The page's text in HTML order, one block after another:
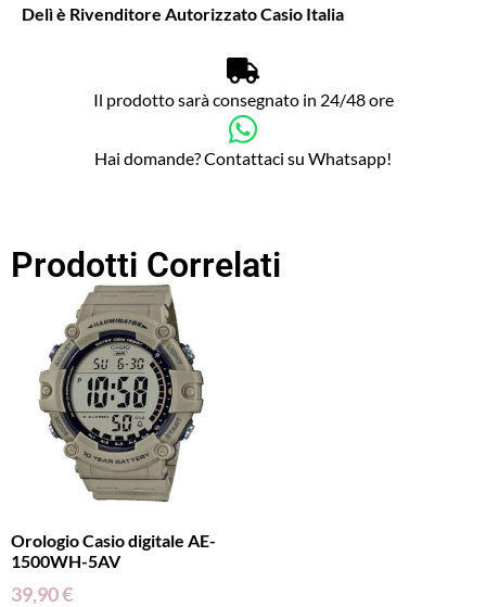
Delì è Rivenditore Autorizzato Casio Italia
Il prodotto sarà consegnato in 24/48 ore
Hai domande? Contattaci su Whatsapp!
Prodotti Correlati
Orologio Casio digitale AE-
1500WH-5AV
39,90€